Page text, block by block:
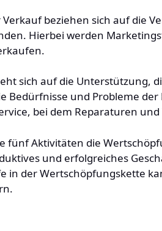
beziehen sich auf die
Hierbei werden
sich auf die Unterstützung,
Bedürfnisse und Probleme
bei dem Reparaturen
fünf Aktivitäten die
und erfolgreiches
in der Wertschöpfungskette